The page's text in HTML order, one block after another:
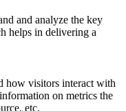
and analyze the key
helps in delivering a
how visitors interact with
on metrics the
etc.